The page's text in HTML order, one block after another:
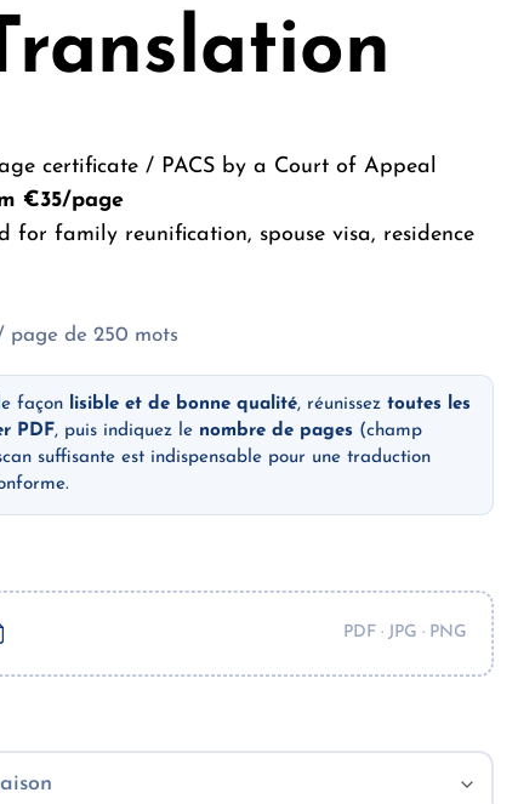
certificate / PACS by a Court of Appeal
€35/page
for family reunification, spouse visa, residence
page de 250 mots
façon lisible et de bonne qualité, réunisseztoutes les
PDF, puis indiquez le nombre de pages (champ
suffisante est indispensable pour une traduction